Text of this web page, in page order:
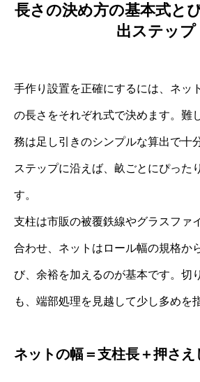
長さの決め方の基本式と
出ステップ
手作り設置を正確にするには、ネッ
の長さをそれぞれ式で決めます。難
務は足し引きのシンプルな算出で十
ステップに沿えば、畝ごとにぴった
す。
支柱は市販の被覆鉄線やグラスファ
合わせ、ネットはロール幅の規格か
び、余裕を加えるのが基本です。切
も、端部処理を見越して少し多めを
ネットの幅＝支柱長＋押さえ